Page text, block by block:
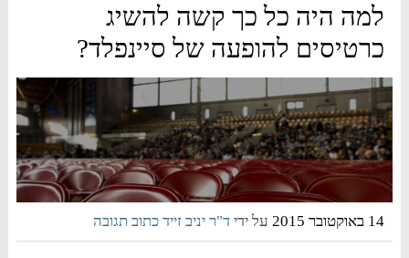
למה היה כל כך קשה להשיג
כרטיסים להופעה של סיינפלד?
14 באוקטובר 2015 על ידיד"ר יניב זייד כתוב תגובה